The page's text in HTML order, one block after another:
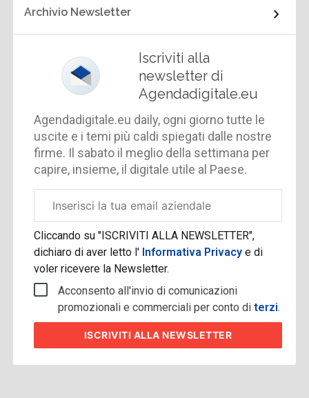
Archivio Newsletter
Iscriviti alla
newsletter di
Agendadigitale.eu
Agendadigitale.eu daily, ogni giorno tutte le
uscite e i temi più caldi spiegati dalle nostre
firme. Il sabato il meglio della settimana per
capire, insieme, il digitale utile al Paese.
aziendale
Cliccando su "ISCRIVITI ALLA NEWSLETTER",
dichiaro di aver letto l' Informativa Privacye di
voler ricevere la Newsletter.
Acconsento all'invio di comunicazioni
promozionali e commerciali per conto diterzi.
ISCRIVITI ALLA NEWSLETTER